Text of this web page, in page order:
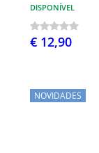
DISPONÍVEL
€ 12,90
NOVIDADES